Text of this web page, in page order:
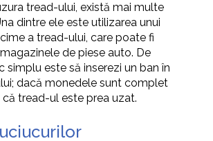
tread-ului, există mai multe
dintre ele este utilizarea unui
a tread-ului, care poate fi
de piese auto. De
simplu este să inserezi un ban în
dacă monedele sunt complet
că tread-ul este prea uzat.